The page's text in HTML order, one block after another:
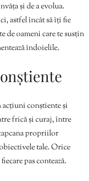
și de a evolua.
astfel încât să îți fie
de oameni care te susțin
îndoielile.
conștiente și
frică și curaj, între
propriilor
tale. Orice
pas contează.